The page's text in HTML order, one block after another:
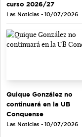
curso 2026/27
Las Noticias - 10/07/2026
Quique González no
continuará en la UB
Conquense
Las Noticias - 10/07/2026